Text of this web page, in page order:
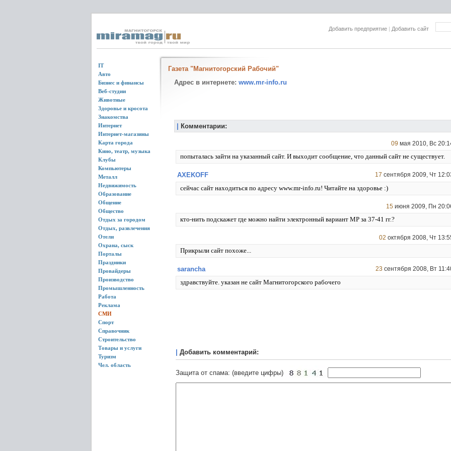
Добавить предприятие | Добавить сайт
IT
Авто
Бизнес и финансы
Веб-студии
Животные
Здоровье и кросота
Знакомства
Интернет
Интернет-магазины
Карта города
Кино, театр, музыка
Клубы
Компьютеры
Металл
Недвижимость
Образование
Общение
Общество
Отдых за городом
Отдых, развлечения
Отели
Охрана, сыск
Порталы
Праздники
Провайдеры
Производство
Промышленность
Работа
Реклама
СМИ
Спорт
Справочник
Строительство
Товары и услуги
Туризм
Чел. область
Газета "Магнитогорский Рабочий"
Адрес в интернете: www.mr-info.ru
Комментарии:
09 мая 2010, Вс
попыталась зайти на указанный сайт. И выходит сообщение, что данный сайт не существует.
AXEKOFF 17 cентября 2009, Чт
сейчас сайт находиться по адресу www.mr-info.ru! Читайте на здоровье :)
15 июня 2009, Пн
кто-нить подскажет где можно найти электронный вариант МР за 37-41 гг.?
02 октября 2008, Чт
Прикрыли сайт похоже...
sarancha 23 cентября 2008, Вт
здравствуйте. указан не сайт Магнитогорского рабочего
Добавить комментарий:
Защита от спама: (введите цифры)